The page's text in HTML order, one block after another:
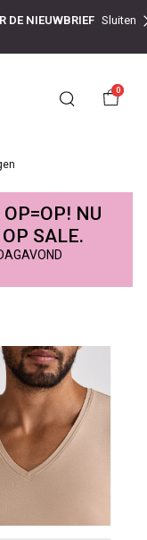
DE NIEUWBRIEF Sluiten
0
NU
SALE.